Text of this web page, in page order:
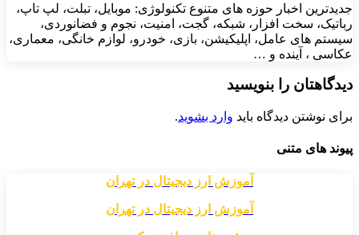
جدیدترین اخبار حوزه های متنوع تکنولوژی: موبایل، تبلت، لپ تاپ،
رباتیک، سخت افزار، شبکه، گجت، امنیت، نجوم و فضانوردی،
سیستم های عامل، اپلیکیشن، بازی، خودرو، لوازم خانگی، معماری،
عکاسی ، آینده و …
دیدگاهتان را بنویسید
برای نوشتن دیدگاه باید وارد بشوید.
پیوند های متنی
آموزش ارز دیجیتال در تهران
آموزش ارز دیجیتال در تهران